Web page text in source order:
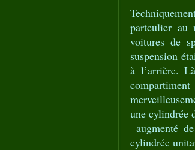
partculier au
voitures de
suspension
à l’arrière.
une cylindrée
augmenté
cylindrée